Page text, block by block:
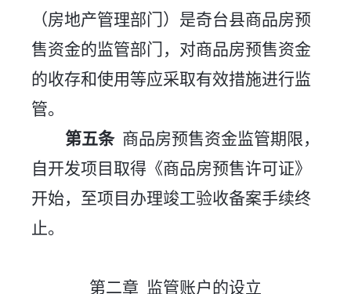
（房地产管理部门）是奇台县商品房预
售资金的监管部门，对商品房预售资金
的收存和使用等应采取有效措施进行监
管。
第五条 商品房预售资金监管期限，
自开发项目取得《商品房预售许可证》
开始，至项目办理竣工验收备案手续终
止。
第二章 监管账户的设立